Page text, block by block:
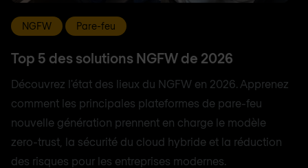
NGFW Pare-feu
Top 5 des solutions NGFW de 2026
Découvrez l'état des lieux du NGFW en 2026. Apprenez
comment les principales plateformes de pare-feu
nouvelle génération prennent en charge le modèle
zero-trust, la sécurité du cloud hybride et la réduction
des risques pour les entreprises modernes.